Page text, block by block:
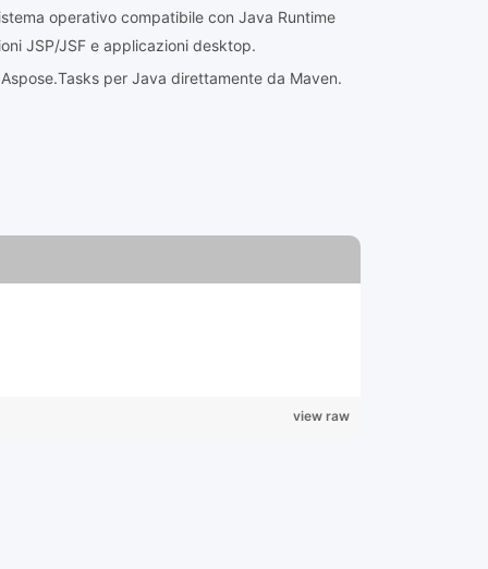
operativo compatibile con Java Runtime
JSP/JSF e applicazioni desktop.
per Java direttamente da Maven.
view raw